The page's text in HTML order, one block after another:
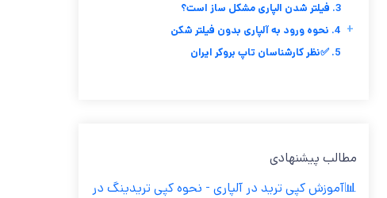
3. فیلتر شدن الپاری مشکل ساز است؟
4. نحوه ورود به آلپاری بدون فیلتر شکن +
5. ✅نظر کارشناسان تاپ بروکر ایران
مطالب پیشنهادی
📊آموزش کپی ترید در آلپاری - نحوه کپی تریدینگ در